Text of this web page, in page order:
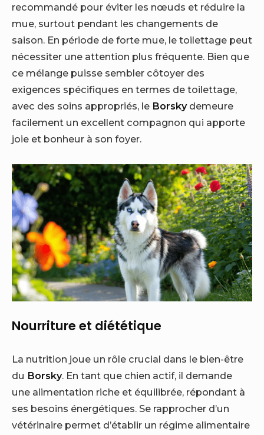
recommandé pour éviter les nœuds et réduire la
mue, surtout pendant les changements de
saison. En période de forte mue, le toilettage peut
nécessiter une attention plus fréquente. Bien que
ce mélange puisse sembler côtoyer des
exigences spécifiques en termes de toilettage,
avec des soins appropriés, le Borskydemeure
facilement un excellent compagnon qui apporte
joie et bonheur à son foyer.
Nourriture et diététique
La nutrition joue un rôle crucial dans le bien-être
du Borsky. En tant que chien actif, il demande
une alimentation riche et équilibrée, répondant à
ses besoins énergétiques. Se rapprocher d’un
vétérinaire permet d’établir un régime alimentaire